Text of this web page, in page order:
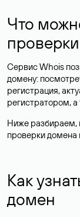
Что
Сервис Whois
домену:
регистрация,
регистратором, а
Ниже разбираем,
проверки домена
Как
домен